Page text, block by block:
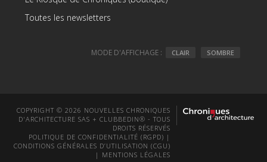
Toutes les newsletters
MODE D'AFFICHAGE : CLAIR SOMBRE
COPYRIGHT © 2026 NOUVELLES CHRONIQUES
D'ARCHITECTURE SAS + CLUBBEDIN® - TOUS
DROITS RÉSERVÉS
POLITIQUE DE CONFIDENTIALITÉ (RGPD) |
CONDITIONS GÉNÉRALES D’UTILISATION (CGU)
| MENTIONS LÉGALES